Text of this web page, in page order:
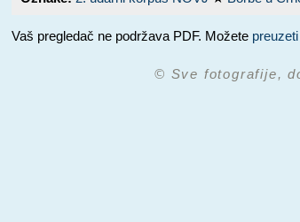
Vaš pregledač ne podržava PDF. Možete
© Sve fotografije,